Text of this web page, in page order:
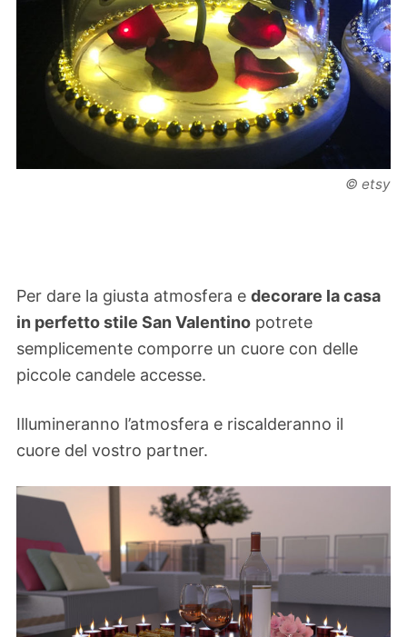
© etsy
Per dare la giusta atmosfera e decorare la casa
in perfetto stile San Valentino potrete
semplicemente comporre un cuore con delle
piccole candele accesse.
Illumineranno l’atmosfera e riscalderanno il
cuore del vostro partner.